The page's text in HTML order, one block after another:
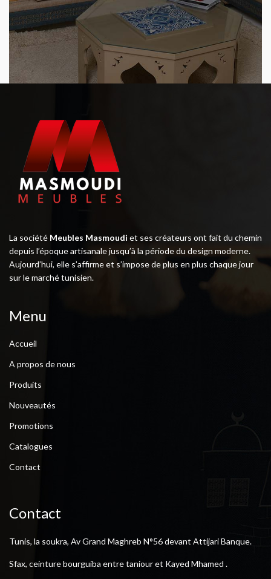
La société Meubles Masmoudi et ses créateurs ont fait du chemin
depuis l’époque artisanale jusqu’à la période du design moderne.
Aujourd’hui, elle s’affirme et s’impose de plus en plus chaque jour
sur le marché tunisien.
Menu
Accueil
A propos de nous
Produits
Nouveautés
Promotions
Catalogues
Contact
Contact
Tunis, la soukra, Av Grand Maghreb N°56 devant Attijari Banque.
Sfax, ceinture bourguiba entre taniour et Kayed Mhamed .